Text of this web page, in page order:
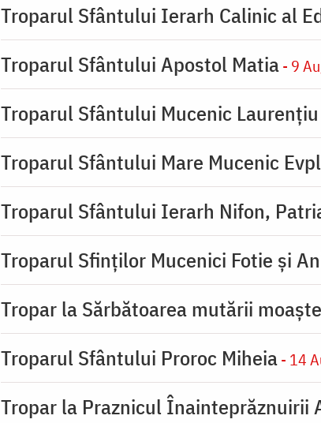
Troparul Sfântului Ierarh Calinic al
Troparul Sfântului Apostol Matia- 9
Troparul Sfântului Mucenic
Troparul Sfântului Mare Mucenic
Troparul Sfântului Ierarh Nifon,
Troparul Sfinţilor Mucenici Fotie şi
Tropar la Sărbătoarea mutării
Troparul Sfântului Proroc Miheia- 14
Tropar la Praznicul Înainteprăznuirii